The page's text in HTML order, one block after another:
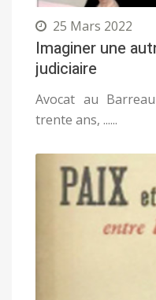
25 Mars 2022
Imaginer une
judiciaire
Avocat au
trente ans, ......